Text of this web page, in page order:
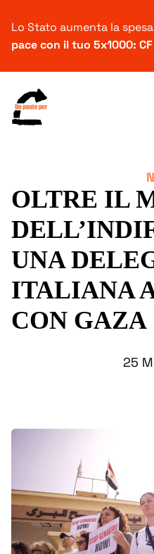
Lo Stato aumenta la
pace con il tuo 5x1000:
per:
OLTRE IL
UNA
ITALIANA
CON GAZA
25